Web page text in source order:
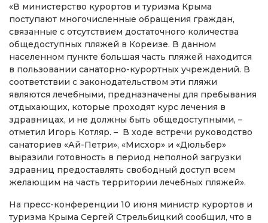
«В министерство курортов и туризма Крыма
поступают многочисленные обращения граждан,
связанные с отсутствием достаточного количества
общедоступных пляжей в Кореизе. В данном
населенном пункте большая часть пляжей находится
в пользовании санаторно-курортных учреждений. В
соответствии с законодательством эти пляжи
являются лечебными, предназначены для пребывания
отдыхающих, которые проходят курс лечения в
здравницах, и не должны быть общедоступными, –
отметил Игорь Котляр. – В ходе встречи руководство
санаториев «Ай-Петри», «Мисхор» и «Дюльбер»
выразили готовность в период неполной загрузки
здравниц предоставлять свободный доступ всем
желающим на часть территории лечебных пляжей».
На пресс-конференции 10 июня министр курортов и
туризма Крыма Сергей Стрельбицкий сообщил, что в